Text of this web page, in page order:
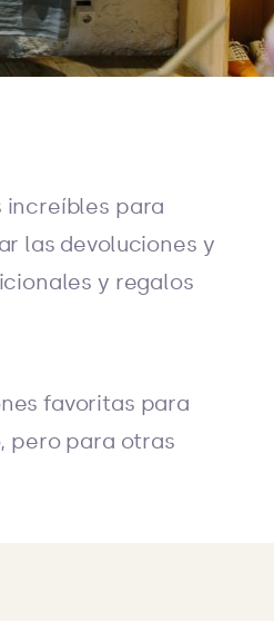
increíbles para
las devoluciones y
y regalos
favoritas para
pero para otras